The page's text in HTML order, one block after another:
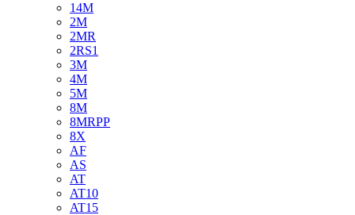
14M
2M
2MR
2RS1
3M
4M
5M
8M
8MRPP
8X
AF
AS
AT
AT10
AT15